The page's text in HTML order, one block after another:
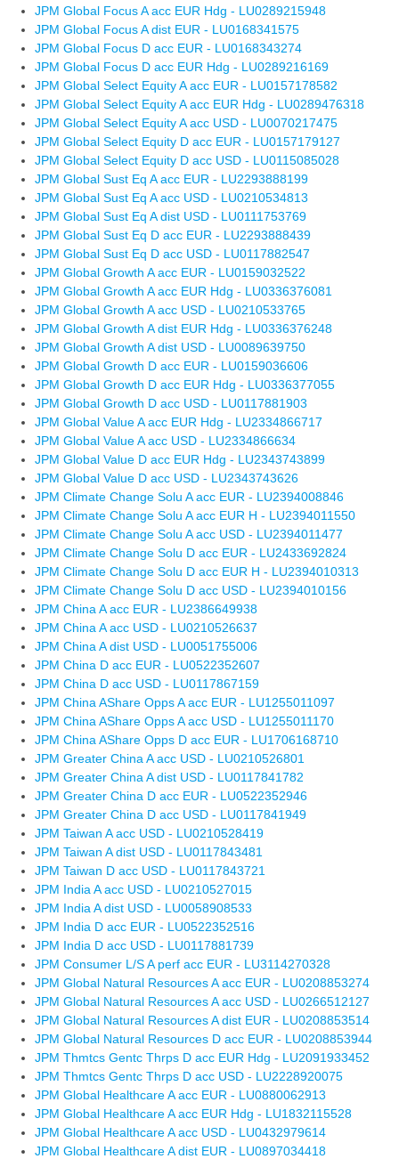
JPM Global Focus A acc EUR Hdg - LU0289215948
JPM Global Focus A dist EUR - LU0168341575
JPM Global Focus D acc EUR - LU0168343274
JPM Global Focus D acc EUR Hdg - LU0289216169
JPM Global Select Equity A acc EUR - LU0157178582
JPM Global Select Equity A acc EUR Hdg - LU0289476318
JPM Global Select Equity A acc USD - LU0070217475
JPM Global Select Equity D acc EUR - LU0157179127
JPM Global Select Equity D acc USD - LU0115085028
JPM Global Sust Eq A acc EUR - LU2293888199
JPM Global Sust Eq A acc USD - LU0210534813
JPM Global Sust Eq A dist USD - LU0111753769
JPM Global Sust Eq D acc EUR - LU2293888439
JPM Global Sust Eq D acc USD - LU0117882547
JPM Global Growth A acc EUR - LU0159032522
JPM Global Growth A acc EUR Hdg - LU0336376081
JPM Global Growth A acc USD - LU0210533765
JPM Global Growth A dist EUR Hdg - LU0336376248
JPM Global Growth A dist USD - LU0089639750
JPM Global Growth D acc EUR - LU0159036606
JPM Global Growth D acc EUR Hdg - LU0336377055
JPM Global Growth D acc USD - LU0117881903
JPM Global Value A acc EUR Hdg - LU2334866717
JPM Global Value A acc USD - LU2334866634
JPM Global Value D acc EUR Hdg - LU2343743899
JPM Global Value D acc USD - LU2343743626
JPM Climate Change Solu A acc EUR - LU2394008846
JPM Climate Change Solu A acc EUR H - LU2394011550
JPM Climate Change Solu A acc USD - LU2394011477
JPM Climate Change Solu D acc EUR - LU2433692824
JPM Climate Change Solu D acc EUR H - LU2394010313
JPM Climate Change Solu D acc USD - LU2394010156
JPM China A acc EUR - LU2386649938
JPM China A acc USD - LU0210526637
JPM China A dist USD - LU0051755006
JPM China D acc EUR - LU0522352607
JPM China D acc USD - LU0117867159
JPM China AShare Opps A acc EUR - LU1255011097
JPM China AShare Opps A acc USD - LU1255011170
JPM China AShare Opps D acc EUR - LU1706168710
JPM Greater China A acc USD - LU0210526801
JPM Greater China A dist USD - LU0117841782
JPM Greater China D acc EUR - LU0522352946
JPM Greater China D acc USD - LU0117841949
JPM Taiwan A acc USD - LU0210528419
JPM Taiwan A dist USD - LU0117843481
JPM Taiwan D acc USD - LU0117843721
JPM India A acc USD - LU0210527015
JPM India A dist USD - LU0058908533
JPM India D acc EUR - LU0522352516
JPM India D acc USD - LU0117881739
JPM Consumer L/S A perf acc EUR - LU3114270328
JPM Global Natural Resources A acc EUR - LU0208853274
JPM Global Natural Resources A acc USD - LU0266512127
JPM Global Natural Resources A dist EUR - LU0208853514
JPM Global Natural Resources D acc EUR - LU0208853944
JPM Thmtcs Gentc Thrps D acc EUR Hdg - LU2091933452
JPM Thmtcs Gentc Thrps D acc USD - LU2228920075
JPM Global Healthcare A acc EUR - LU0880062913
JPM Global Healthcare A acc EUR Hdg - LU1832115528
JPM Global Healthcare A acc USD - LU0432979614
JPM Global Healthcare A dist EUR - LU0897034418